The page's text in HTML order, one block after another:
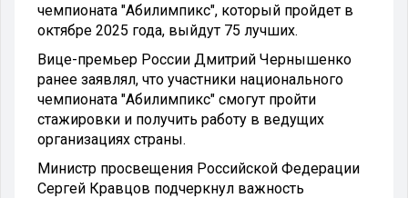
чемпионата "Абилимпикс", который пройдет в
октябре 2025 года, выйдут 75 лучших.
Вице-премьер России Дмитрий Чернышенко
ранее заявлял, что участники национального
чемпионата "Абилимпикс" смогут пройти
стажировки и получить работу в ведущих
организациях страны.
Министр просвещения Российской Федерации
Сергей Кравцов подчеркнул важность